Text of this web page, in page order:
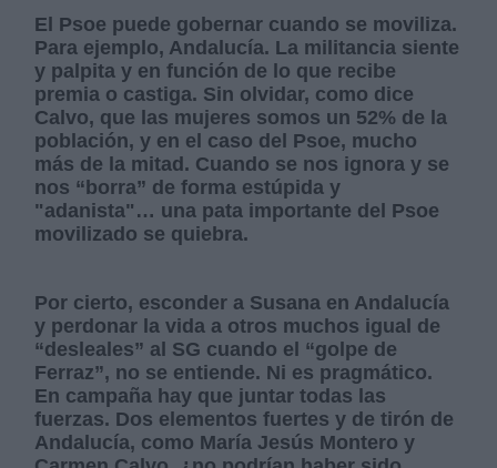
El Psoe puede gobernar cuando se moviliza.
Para ejemplo, Andalucía. La militancia siente
y palpita y en función de lo que recibe
premia o castiga. Sin olvidar, como dice
Calvo, que las mujeres somos un 52% de la
población, y en el caso del Psoe, mucho
más de la mitad. Cuando se nos ignora y se
nos “borra” de forma estúpida y
"adanista"… una pata importante del Psoe
movilizado se quiebra.
Por cierto, esconder a Susana en Andalucía
y perdonar la vida a otros muchos igual de
“desleales” al SG cuando el “golpe de
Ferraz”, no se entiende. Ni es pragmático.
En campaña hay que juntar todas las
fuerzas. Dos elementos fuertes y de tirón de
Andalucía, como María Jesús Montero y